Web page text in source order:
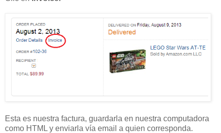
Esta es nuestra factura, guardarla en nuestra computadora
como HTML y enviarla vía email a quien corresponda.